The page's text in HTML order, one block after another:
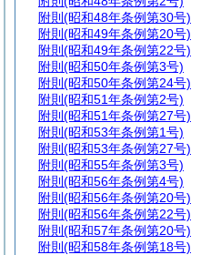
附則 (昭和48年条例第30号)
附則 (昭和49年条例第20号)
附則 (昭和49年条例第22号)
附則 (昭和50年条例第3号)
附則 (昭和50年条例第24号)
附則 (昭和51年条例第2号)
附則 (昭和51年条例第27号)
附則 (昭和53年条例第1号)
附則 (昭和53年条例第27号)
附則 (昭和55年条例第3号)
附則 (昭和56年条例第4号)
附則 (昭和56年条例第20号)
附則 (昭和56年条例第22号)
附則 (昭和57年条例第20号)
附則 (昭和58年条例第18号)